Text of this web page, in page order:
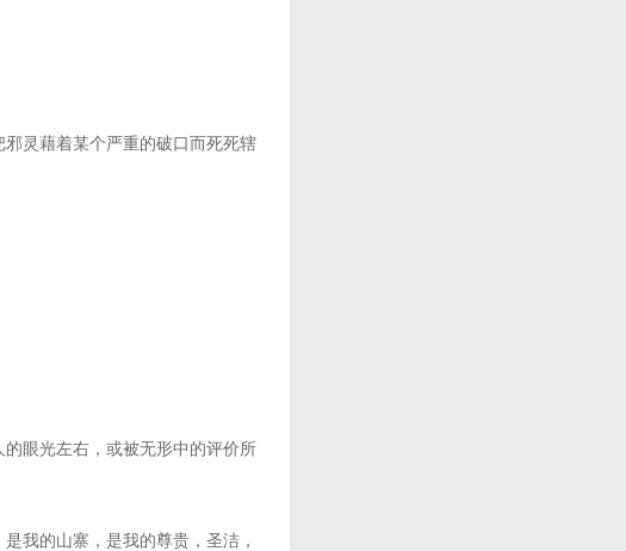
灵藉着某个严重的破口而死死辖
眼光左右，或被无形中的评价所
我的山寨，是我的尊贵，圣洁，